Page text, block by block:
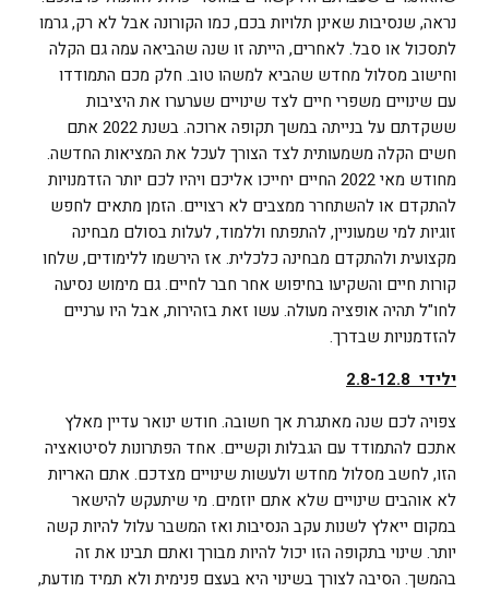
נראה, שנסיבות שאינן תלויות בכם, כמו הקורונה אבל לא רק, גרמו
לתסכול או סבל. לאחרים, הייתה זו שנה שהביאה עמה גם הקלה
וחישוב מסלול מחדש שהביא למשהו טוב. חלק מכם התמודדו
עם שינויים משפרי חיים לצד שינויים שערערו את היציבות
ששקדתם על בנייתה במשך תקופה ארוכה. בשנת 2022 אתם
חשים הקלה משמעותית לצד הצורך לעכל את המציאות החדשה.
מחודש מאי 2022 החיים יחייכו אליכם ויהיו לכם יותר הזדמנויות
להתקדם או להשתחרר ממצבים לא רצויים. הזמן מתאים לחפש
זוגיות למי שמעוניין, להתפתח וללמוד, לעלות בסולם מבחינה
מקצועית ולהתקדם מבחינה כלכלית. אז הירשמו ללימודים, שלחו
קורות חיים והשקיעו בחיפוש אחר חבר לחיים. גם מימוש נסיעה
לחו"ל תהיה אופציה מעולה. עשו זאת בזהירות, אבל היו ערניים
להזדמנויות שבדרך.
ילידי 2.8-12.8
צפויה לכם שנה מאתגרת אך חשובה. חודש ינואר עדיין מאלץ
אתכם להתמודד עם הגבלות וקשיים. אחד הפתרונות לסיטואציה
הזו, לחשב מסלול מחדש ולעשות שינויים מצדכם. אתם האריות
לא אוהבים שינויים שלא אתם יוזמים. מי שיתעקש להישאר
במקום ייאלץ לשנות עקב הנסיבות ואז המשבר עלול להיות קשה
יותר. שינוי בתקופה הזו יכול להיות מבורך ואתם תבינו את זה
בהמשך. הסיבה לצורך בשינוי היא בעצם פנימית ולא תמיד מודעת,